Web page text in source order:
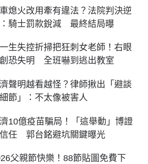
熄火改用牽有違法？法院判決逆
騎士罰款銳減 最終結局曝
生失控折掃把狂刺女老師！右眼
恐失明 全班嚇到逃出教室
聲明越看越怪？律師揪出「避談
節」：不太像被害人
10億疫苗騙局！「這舉動」博證
任 郭台銘避坑關鍵曝光
父親節快樂！88節貼圖免費下